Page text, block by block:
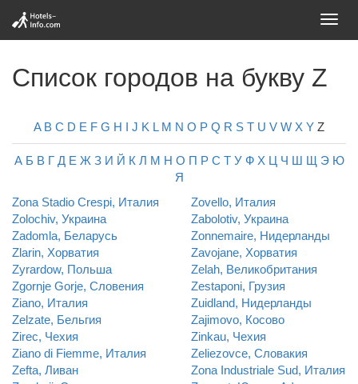
Список городов на букву Z
A B C D E F G H I J K L M N O P Q R S T U V W X Y Z
А Б В Г Д Е Ж З И Й К Л М Н О П Р С Т У Ф Х Ц Ч Ш Щ Э Ю
Я
Zona Stadio Crespi, Италия
Zovello, Италия
Zolochiv, Украина
Zabolotiv, Украина
Zadomla, Беларусь
Zonnemaire, Нидерланды
Zlarin, Хорватия
Zavojane, Хорватия
Zyrardow, Польша
Zelah, Великобритания
Zgornje Gorje, Словения
Zestaponi, Грузия
Ziano, Италия
Zuidland, Нидерланды
Zelzate, Бельгия
Zajimovo, Косово
Zirec, Чехия
Zinkau, Чехия
Ziano di Fiemme, Италия
Zeliezovce, Словакия
Zefta, Ливан
Zona Industriale Sud, Италия